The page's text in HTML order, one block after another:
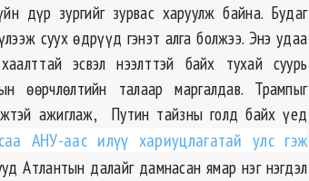
дүр зургийг зурвас харуулж байна. Будаг
суух өдрүүд гэнэт алга болжээ. Энэ удаа
эсвэл нээлттэй байх тухай суурь
өөрчлөлтийн талаар маргалдав. Трампыг
ажиглаж, Путин тайзны голд байх үед
АНУ-аас илүү хариуцлагатай улс гэж
Атлантын далайг дамнасан ямар нэг нэгдэл